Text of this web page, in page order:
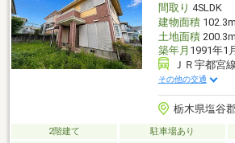
間取り 4SLDK
建物面積102.3m
土地面積200.3m
築年月 1991年1
ＪＲ宇都宮
その他の交通
栃木県塩谷
2階建て 駐車場あり